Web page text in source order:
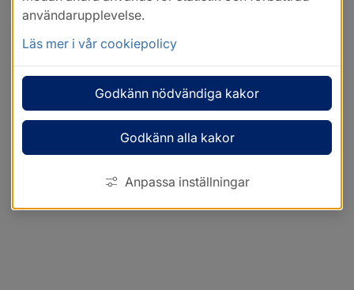
användarupplevelse.
Läs mer i vår cookiepolicy
Godkänn nödvändiga kakor
Godkänn alla kakor
Anpassa inställningar